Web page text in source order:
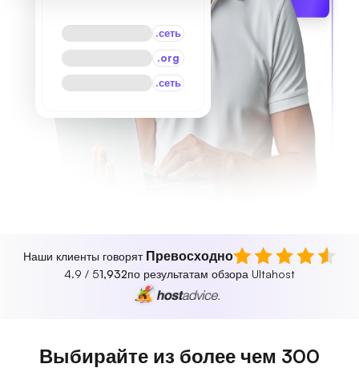
.сеть
.org
.сеть
Наши клиенты говорят Превосходно
4.9 / 51,932по результатам обзора Ultahost
Выбирайте из более чем 300